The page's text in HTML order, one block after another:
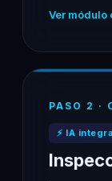
Ver módulo
PASO 2 ·
⚡ IA